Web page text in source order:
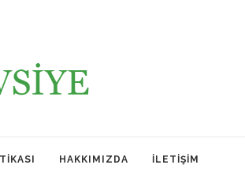
HAKKIMIZDA İLETIŞIM